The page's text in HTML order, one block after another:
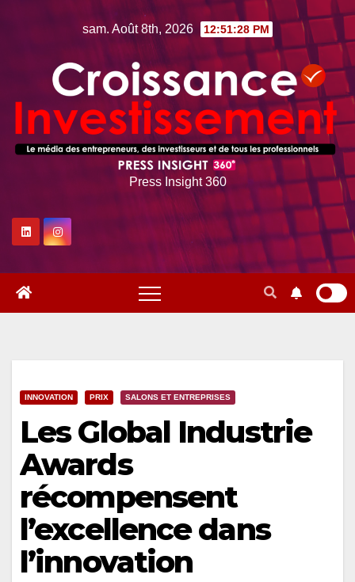
sam. Août 8th, 2026 12:51:29 PM
Press Insight 360
INNOVATION PRIX SALONS ET ENTREPRISES
Les Global Industrie
Awards
récompensent
l’excellence dans
l’innovation